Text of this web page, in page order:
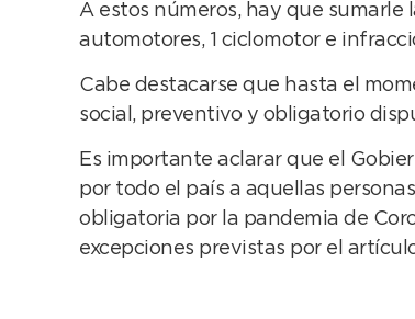
A estos números, hay que sumarle
automotores, 1 ciclomotor e
Cabe destacarse que hasta el
social, preventivo y obligatorio
Es importante aclarar que el
por todo el país a aquellas
obligatoria por la pandemia de
excepciones previstas por el